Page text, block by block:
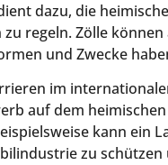
dazu, die
regeln. Zölle
und Zwecke
im
auf dem
kann ein
zu